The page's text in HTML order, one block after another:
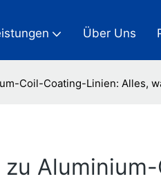
Über Uns
Coil-Coating-Linien: Alles,